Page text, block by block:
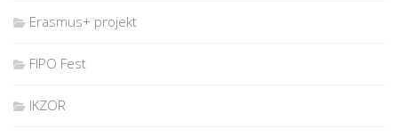
Erasmus+ projekt
FIPO Fest
IKZOR